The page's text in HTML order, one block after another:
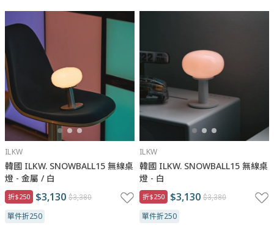
ILKW
韓國 ILKW. SNOWBALL15 無線桌
燈 - 金屬 / 白
折$250 $3,130 $3,380
單件折250
ILKW
韓國 ILKW. SNOWBALL15 無線桌
燈 - 白
折$250 $3,130 $3,380
單件折250